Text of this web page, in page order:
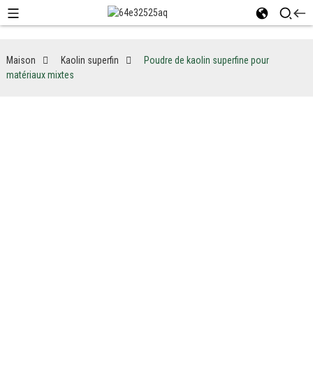
Maison Kaolin superfin
Poudre de kaolin superfine pour
matériaux mixtes